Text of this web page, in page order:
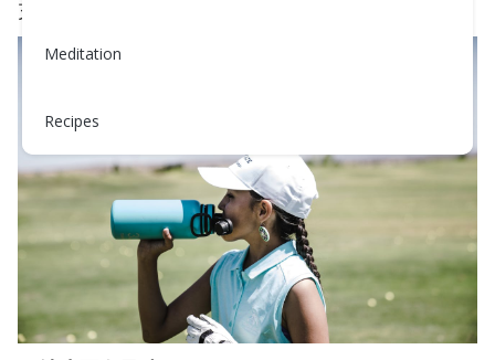
Meditation
Recipes
充足！